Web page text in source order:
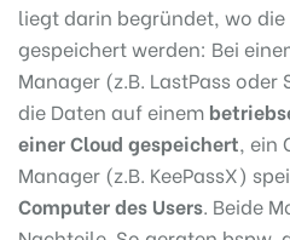
liegt darin begründet, wo die
gespeichert werden: Bei
Manager (z.B. LastPass
die Daten auf einem
einer Cloud gespeichert, ein
Manager (z.B. KeePassX)
Computer des Users. Beide